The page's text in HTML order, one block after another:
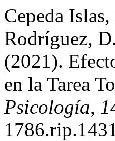
Cepeda
Rodríguez,
(2021).
en la Tarea
Psicología,